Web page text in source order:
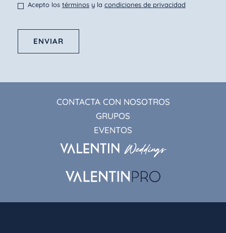
Acepto los términos y la condiciones de privacidad
ENVIAR
CONTACTA CON NOSOTROS
GRUPOS
EVENTOS